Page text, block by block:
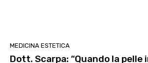
MEDICINA ESTETICA
Dott. Scarpa: “Quando la pelle